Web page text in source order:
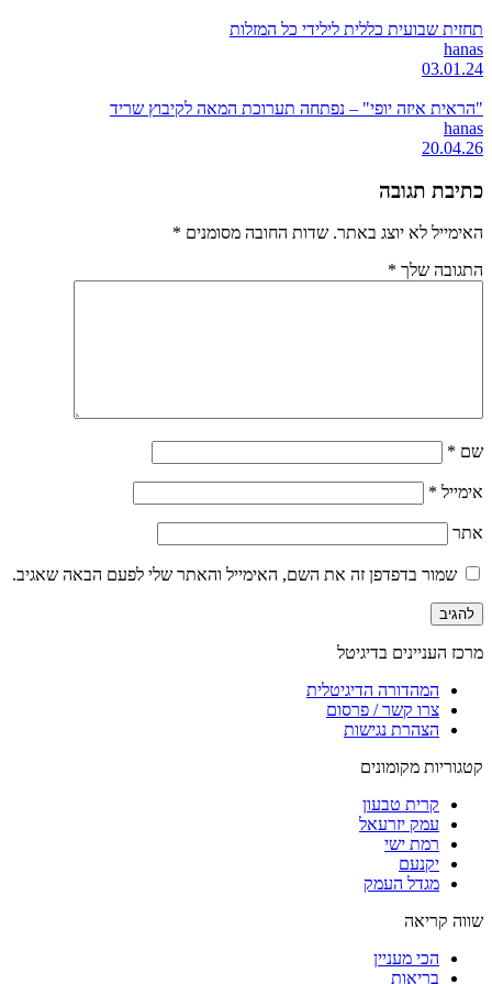
תחזית שבועית כללית לילידי כל המזלות
hanas
03.01.24
"הראית איזה יופי" – נפתחה תערוכת המאה לקיבוץ שריד
hanas
20.04.26
כתיבת תגובה
האימייל לא יוצג באתר. שדות החובה מסומנים *
התגובה שלך *
שם *
אימייל *
אתר
שמור בדפדפן זה את השם, האימייל והאתר שלי לפעם הבאה שאגיב.
מרכז העניינים בדיגיטל
המהדורה הדיגיטלית
צרו קשר / פרסום
הצהרת נגישות
קטגוריות מקומונים
קרית טבעון
עמק יזרעאל
רמת ישי
יקנעם
מגדל העמק
שווה קריאה
הכי מעניין
בריאות